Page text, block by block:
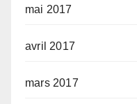
mai 2017
avril 2017
mars 2017